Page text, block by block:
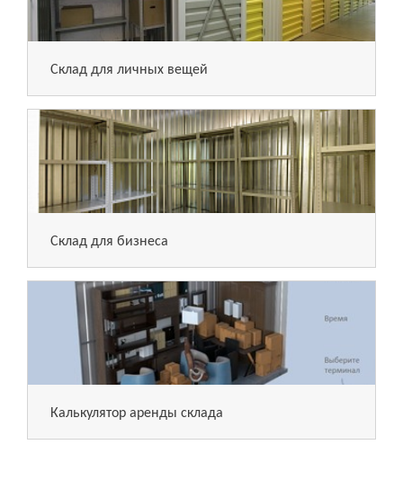
Склад для личных вещей
Склад для бизнеса
Калькулятор аренды склада